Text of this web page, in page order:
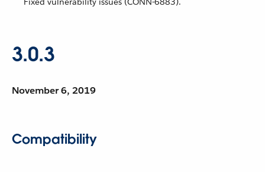
3.0.3
November 6, 2019
Compatibility